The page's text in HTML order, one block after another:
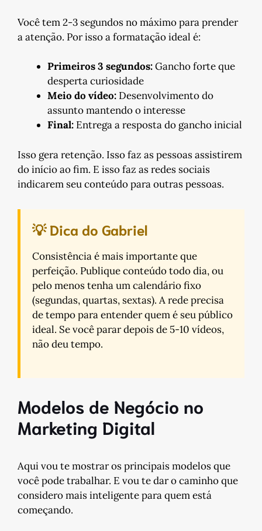
Você tem 2-3 segundos no máximo para prender
a atenção. Por isso a formatação ideal é:
Primeiros 3 segundos:Gancho forte que
desperta curiosidade
Meio do vídeo: Desenvolvimento do
assunto mantendo o interesse
Final: Entrega a resposta do gancho inicial
Isso gera retenção. Isso faz as pessoas assistirem
do início ao fim. E isso faz as redes sociais
indicarem seu conteúdo para outras pessoas.
💡 Dica do Gabriel
Consistência é mais importante que
perfeição. Publique conteúdo todo dia, ou
pelo menos tenha um calendário fixo
(segundas, quartas, sextas). A rede precisa
de tempo para entender quem é seu público
ideal. Se você parar depois de 5-10 vídeos,
não deu tempo.
Modelos de Negócio no
Marketing Digital
Aqui vou te mostrar os principais modelos que
você pode trabalhar. E vou te dar o caminho que
considero mais inteligente para quem está
começando.